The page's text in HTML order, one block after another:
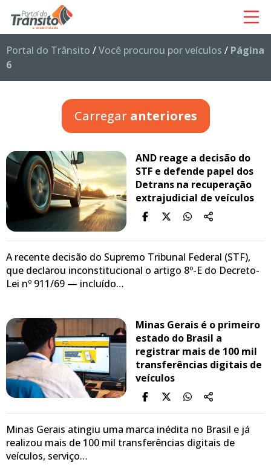
Portal do Trânsito /Você procurou por veículos / Página
6
Carregar anteriores
AND reage a decisão do
STF e defende papel dos
Detrans na recuperação
extrajudicial de veículos
A recente decisão do Supremo Tribunal Federal (STF),
que declarou inconstitucional o artigo 8º-E do Decreto-
Lei nº 911/69 — incluído…
Minas Gerais é o primeiro
estado do Brasil a
registrar mais de 100 mil
transferências digitais de
veículos
Minas Gerais atingiu uma marca inédita no Brasil e já
realizou mais de 100 mil transferências digitais de
veículos, serviço…